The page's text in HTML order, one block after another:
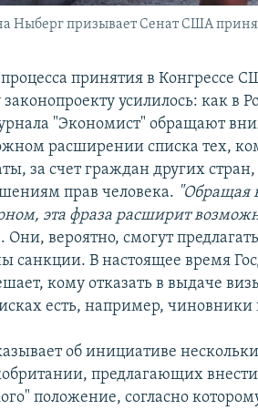
Ныберг призывает Сенат США
принятия в Конгрессе
усилилось: как в
"Экономист" обращают
расширении списка тех,
за счет граждан других
прав человека. "Обращая
эта фраза расширит
Они, вероятно, смогут
санкции. В настоящее время
кому отказать в выдаче
есть, например, чиновники
об инициативе
предлагающих
положение, согласно